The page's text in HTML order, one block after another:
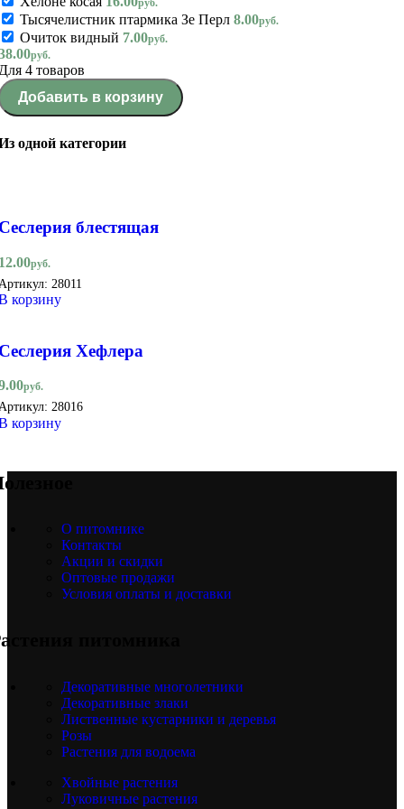
руб.
Тысячелистник птармика Зе Перл 8.00руб.
Очиток видный 7.00руб.
руб.
4 товаров
Добавить в корзину
одной категории
блестящая
руб.
28011
корзину
Хефлера
руб.
28016
корзину
О питомнике
Контакты
Акции и скидки
Оптовые продажи
Условия оплаты и доставки
питомника
Декоративные многолетники
Декоративные злаки
Лиственные кустарники и деревья
Розы
Растения для водоема
Хвойные растения
Луковичные растения